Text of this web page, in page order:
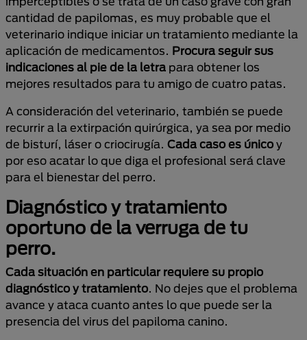
cantidad de papilomas, es muy probable que el
veterinario indique iniciar un tratamiento mediante la
aplicación de medicamentos. Procura seguir sus
indicaciones al pie de la letra para obtener los
mejores resultados para tu amigo de cuatro patas.
A consideración del veterinario, también se puede
recurrir a la extirpación quirúrgica, ya sea por medio
de bisturí, láser o criocirugía. Cada caso es único y
por eso acatar lo que diga el profesional será clave
para el bienestar del perro.
Diagnóstico y tratamiento
oportuno de la verruga de tu
perro.
Cada situación en particular requiere su propio
diagnóstico y tratamiento. No dejes que el problema
avance y ataca cuanto antes lo que puede ser la
presencia del virus del papiloma canino.